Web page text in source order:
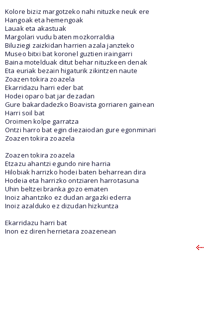
Kolore biziz margotzeko nahi nituzke neuk ere
Hangoak eta hemengoak
Lauak eta akastuak
Margolari vudu baten mozkorraldia
Biluziegi zaizkidan harrien azala janzteko
Museo bitxi bat koronel guztien iraingarri
Baina motelduak ditut behar nituzkeen denak
Eta euriak bezain higaturik zikintzen naute
Zoazen tokira zoazela
Ekarridazu harri eder bat
Hodei oparo bat jar dezadan
Gure bakardadezko Boavista gorriaren gainean
Harri soil bat
Oroimen kolpe garratza
Ontzi harro bat egin diezaiodan gure egonminari
Zoazen tokira zoazela
Zoazen tokira zoazela
Etzazu ahantzi egundo nire harria
Hilobiak harrizko hodei baten beharrean dira
Hodeia eta harrizko ontziaren harrotasuna
Uhin beltzei branka gozo ematen
Inoiz ahantziko ez dudan argazki ederra
Inoiz azalduko ez dizudan hizkuntza
Ekarridazu harri bat
Inon ez diren herrietara zoazenean